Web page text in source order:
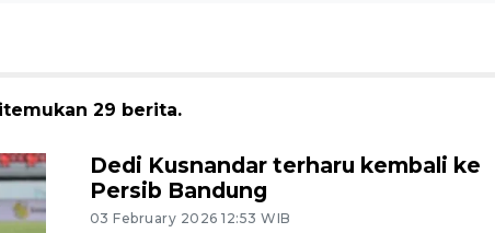
29 berita.
Dedi Kusnandar terharu kembali ke
Persib Bandung
03 February 2026 12:53 WIB